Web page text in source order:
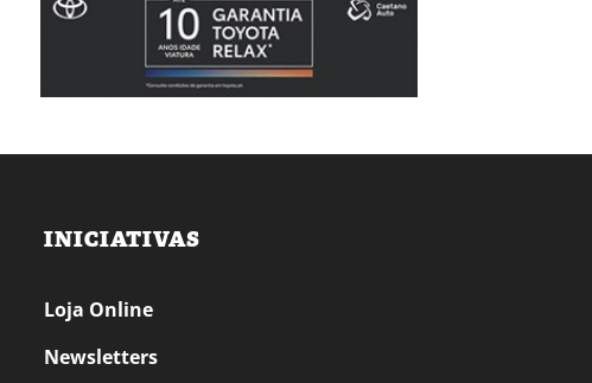
INICIATIVAS
Loja Online
Newsletters